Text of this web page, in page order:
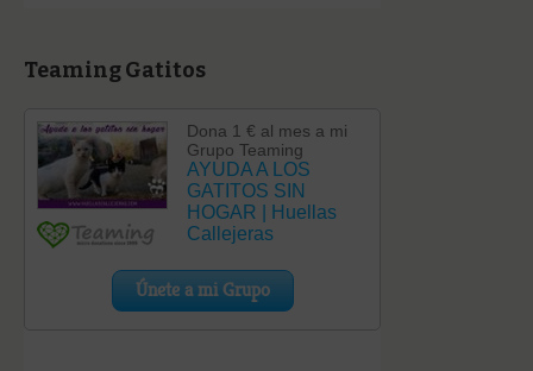
Teaming Gatitos